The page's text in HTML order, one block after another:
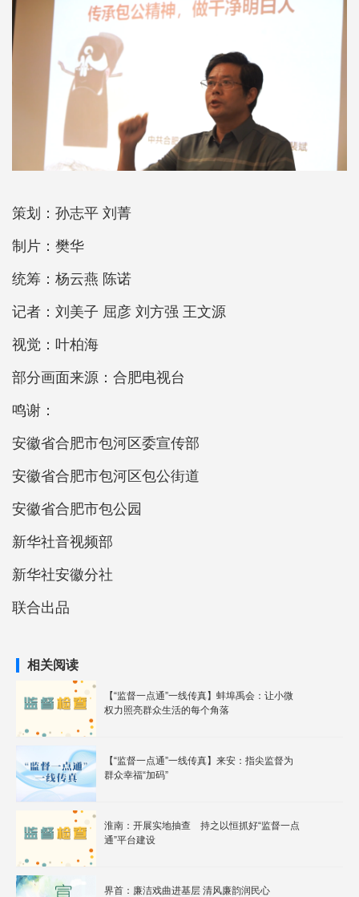
策划：孙志平 刘菁
制片：樊华
统筹：杨云燕 陈诺
记者：刘美子 屈彦 刘方强 王文源
视觉：叶柏海
部分画面来源：合肥电视台
鸣谢：
安徽省合肥市包河区委宣传部
安徽省合肥市包河区包公街道
安徽省合肥市包公园
新华社音视频部
新华社安徽分社
联合出品
相关阅读
【“监督一点通”一线传真】蚌埠禹会：让小微
权力照亮群众生活的每个角落
【“监督一点通”一线传真】来安：指尖监督为
群众幸福“加码”
淮南：开展实地抽查 持之以恒抓好“监督一点
通”平台建设
界首：廉洁戏曲进基层 清风廉韵润民心